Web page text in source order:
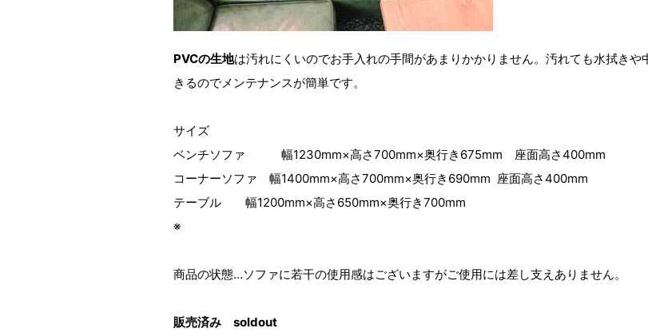
PVCの生地は汚れにくいのでお手入れの手間があまりかかりません。汚れても水拭き
きるのでメンテナンスが簡単です。
サイズ
ベンチソファ 幅1230mm×高さ700mm×奥行き675mm 座面高さ400mm
コーナーソファ 幅1400mm×高さ700mm×奥行き690mm 座面高さ400mm
テーブル 幅1200mm×高さ650mm×奥行き700mm
※
商品の状態…ソファに若干の使用感はございますがご使用には差し支えありません。
販売済み soldout